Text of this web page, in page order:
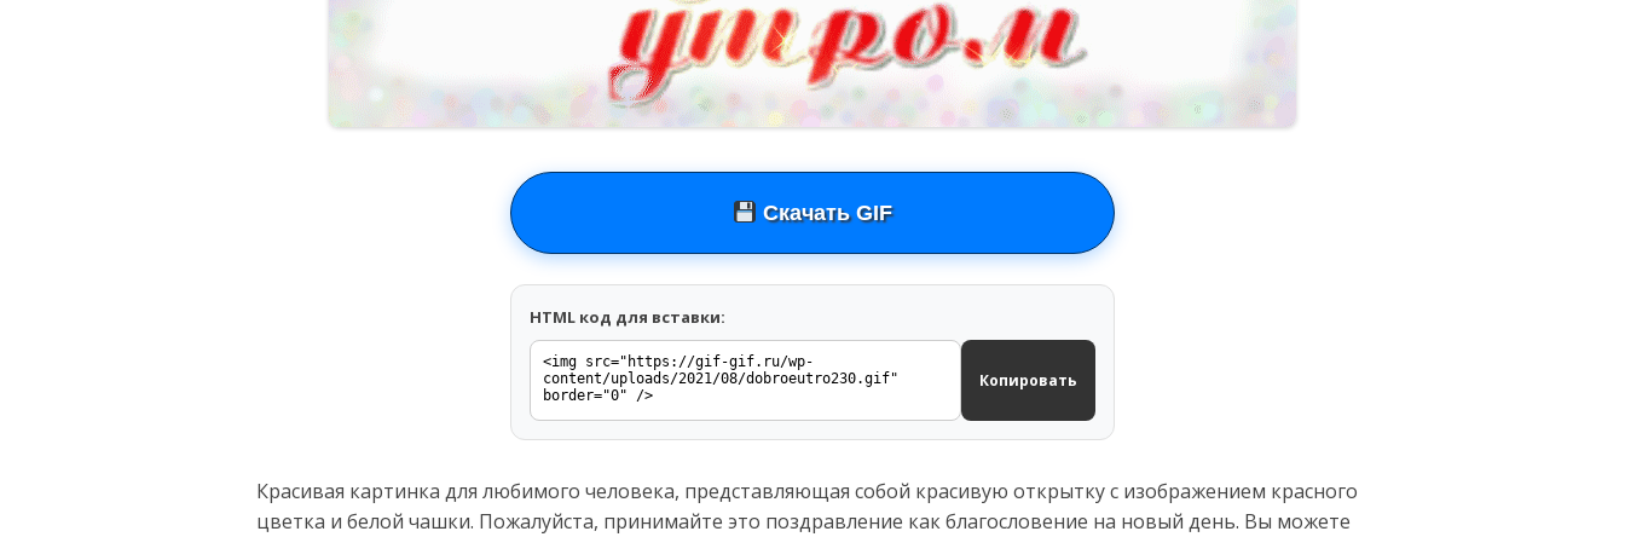
Скачать GIF
HTML код для вставки:
Копировать
Красивая картинка для любимого человека, представляющая собой красивую открытку с изображением красного
цветка и белой чашки. Пожалуйста, принимайте это поздравление как благословение на новый день. Вы можете